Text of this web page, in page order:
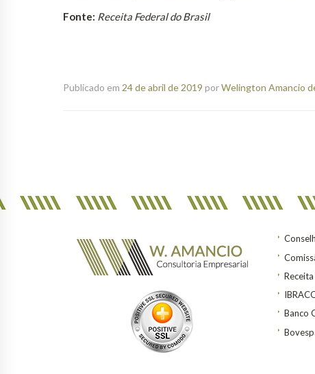
Fonte: Receita Federal do Brasil
Publicado em 24 de abril de 2019 porWelington Amancio
Banco